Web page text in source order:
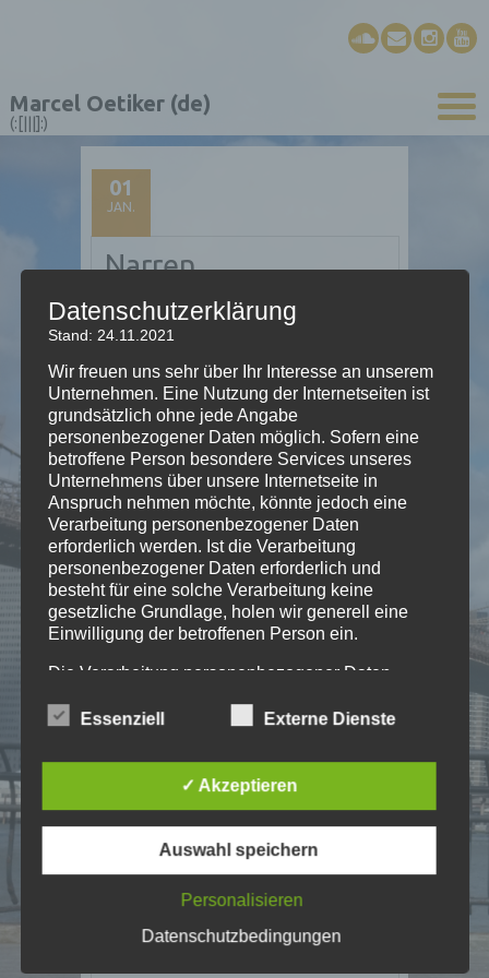
Marcel Oetiker (de)
(:[|||]:)
01
JAN.
Narren
Stück für Schwyzerörgeli/+ (erweitertes
Modell)
2007; Al(l)one
2018; YouTube
[ √ ] SUISA
Datenschutzerklärung
Stand: 24.11.2021
Wir freuen uns sehr über Ihr Interesse an unserem
Unternehmen. Eine Nutzung der Internetseiten ist
grundsätzlich ohne jede Angabe
personenbezogener Daten möglich. Sofern eine
betroffene Person besondere Services unseres
Unternehmens über unsere Internetseite in
Anspruch nehmen möchte, könnte jedoch eine
Verarbeitung personenbezogener Daten
erforderlich werden. Ist die Verarbeitung
personenbezogener Daten erforderlich und
besteht für eine solche Verarbeitung keine
gesetzliche Grundlage, holen wir generell eine
Einwilligung der betroffenen Person ein.
Die Verarbeitung personenbezogener Daten,
Adresse oder Telefonnummer einer betroffenen
Datenschutz-Grundverordnung und in
Übereinstimmung mit den für uns geltenden
Mittels dieser Datenschutzerklärung möchte unser
Unternehmen die Öffentlichkeit über Art, Umfang
verarbeiteten personenbezogenen Daten
mittels dieser Datenschutzerklärung über die ihnen
Essenziell Externe Dienste
✓ Akzeptieren
Auswahl speichern
Personalisieren
Datenschutzbedingungen